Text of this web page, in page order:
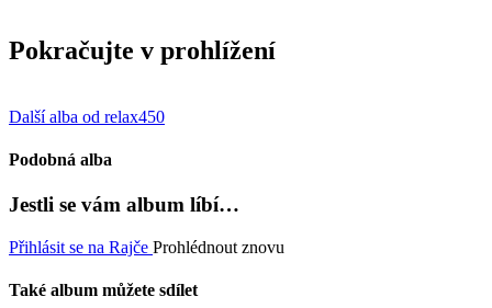
Pokračujte v prohlížení
Další alba od relax450
Podobná alba
Jestli se vám album líbí…
Přihlásit se na Rajče Prohlédnout znovu
Také album můžete sdílet